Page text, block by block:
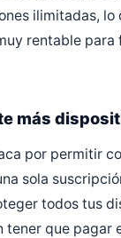
ilimitadas, lo
rentable para
más
por permitir
sola
todos tus
tener que pagar